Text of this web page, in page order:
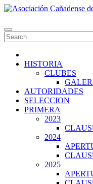
Skip
content
HISTORIA
CLUBES
AUTORIDADES
SELECCION
PRIMERA
2023
2024
2025